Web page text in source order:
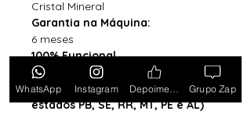
Cristal Mineral
Garantia na Máquina:
6 meses
100% Funcional
Acompanha Caixa Simples com
Almofada (exceto para os
estados PB, SE, RR, MT, PE e AL)
WhatsApp Instagram Grupo Zap